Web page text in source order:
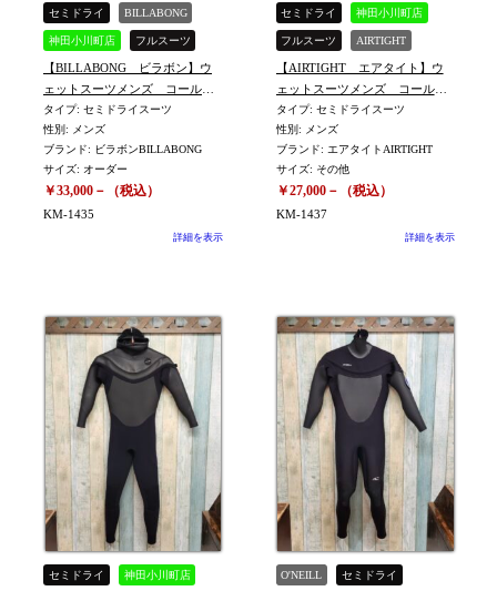
セミドライ BILLABONG
神田小川町店 フルスーツ
中古
【BILLABONG ビラボン】ウ
ェットスーツメンズ コールド
フル セミドライ ORDERサイ
ズ (身長168㎝ 体重63
㎏） ※KM-1435
タイプ: セミドライスーツ
性別: メンズ
ブランド: ビラボンBILLABONG
サイズ: オーダー
￥33,000－（税込）
KM-1435
詳細を表示
セミドライ 神田小川町店
フルスーツ AIRTIGHT
中古
【AIRTIGHT エアタイト】ウ
ェットスーツメンズ コール
ド セミドライ MLRサイ
ズ ※KM-1437
タイプ: セミドライスーツ
性別: メンズ
ブランド: エアタイトAIRTIGHT
サイズ: その他
￥27,000－（税込）
KM-1437
詳細を表示
セミドライ 神田小川町店 O'NEILL セミドライ